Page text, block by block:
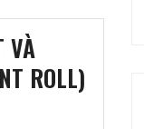
VÀ
ROLL)